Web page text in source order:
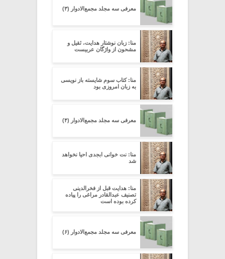
معرفی سه مجلد مجمع‌الادوار (۳)
منا: زبان نوشتار هدایت، ثقیل و
مشحون از واژگان عربیست
منا: کتاب سوم شایسته باز نویسی
به زبان امروزی بود
معرفی سه مجلد مجمع‌الادوار (۴)
منا: نت خوانی ابجدی احیا نخواهد
شد
منا: هدایت قبل از فخرالدینی
تصنیف عبدالقادر مراغی را پیاده
کرده بوده است
معرفی سه مجلد مجمع‌الادوار (۶)